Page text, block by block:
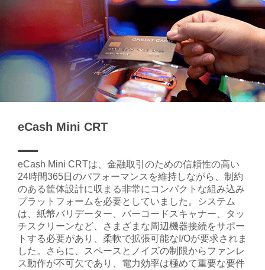
eCash Mini CRT
eCash Mini CRTは、金融取引のための信頼性の高い
24時間365日のパフォーマンスを維持しながら、制約
のある筐体設計に収まる非常にコンパクトな組み込み
プラットフォームを必要としていました。システム
は、紙幣バリデーター、バーコードスキャナー、タッ
チスクリーンなど、さまざまな周辺機器接続をサポー
トする必要があり、柔軟で拡張可能なI/Oが要求されま
した。さらに、スペースとノイズの制限からファンレ
ス動作が不可欠であり、電力効率は極めて重要な要件